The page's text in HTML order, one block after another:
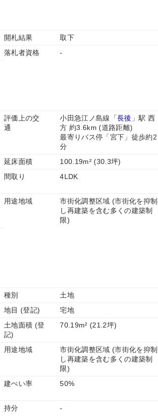
開札結果
取下
落札者資格
-
評価上の交
通
小田急江ノ島線「長後 」駅 西
方 約3.6km (道路距離)
最寄りバス停「宮下」徒歩約2
分
延床面積
100.19m² (30.3坪)
間取り 4LDK
用途地域
市街化調整区域 (市街化を抑制
し再建築を含む多くの建築制
限)
種別
土地
地目 (登記)
宅地
土地面積 (登
記)
70.19m² (21.2坪)
用途地域
市街化調整区域 (市街化を抑制
し再建築を含む多くの建築制
限)
建ぺい率 50%
持分 -